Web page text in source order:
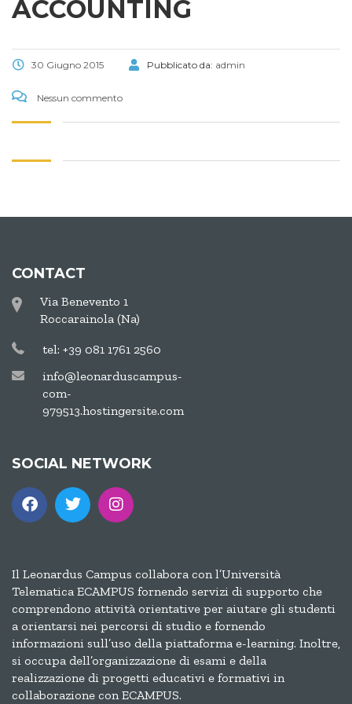
ACCOUNTING
30 Giugno 2015 Pubblicato da: admin
Nessun commento
CONTACT
Via Benevento 1
Roccarainola (Na)
tel: +39 081 1761 2560
info@leonarduscampus-
com-
979513.hostingersite.com
SOCIAL NETWORK
Il Leonardus Campus collabora con l’Università
Telematica ECAMPUS fornendo servizi di supporto che
comprendono attività orientative per aiutare gli studenti
a orientarsi nei percorsi di studio e fornendo
informazioni sull’uso della piattaforma e-learning. Inoltre,
si occupa dell’organizzazione di esami e della
realizzazione di progetti educativi e formativi in
collaborazione con ECAMPUS.